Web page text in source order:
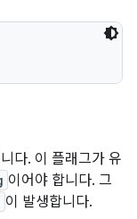
다. 이 플래그가 유
이어야 합니다. 그
이 발생합니다.